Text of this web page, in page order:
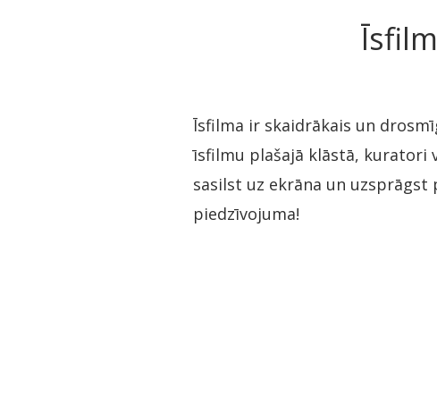
Īsfilma ir skaidrākais un
īsfilmu plašajā klāstā, kuratori
sasilst uz ekrāna un uzsprāgst
piedzīvojuma!